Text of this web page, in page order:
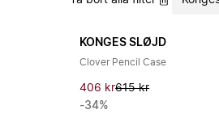
KONGES SLØJD
Clover Pencil Case
406 kr615 kr
-34%